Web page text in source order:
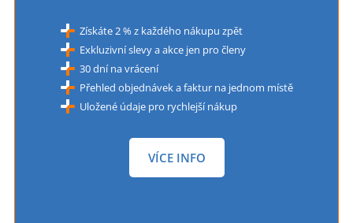
Získáte 2 % z každého nákupu zpět
Exkluzivní slevy a akce jen pro členy
30 dní na vrácení
Přehled objednávek a faktur na jednom místě
Uložené údaje pro rychlejší nákup
VÍCE INFO